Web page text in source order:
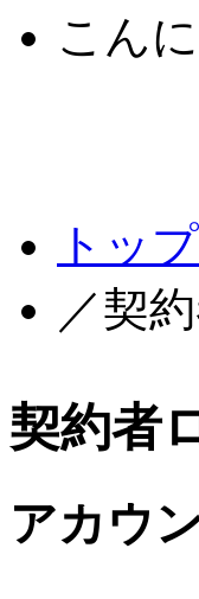
こん
トッ
／契
契約者
アカウ